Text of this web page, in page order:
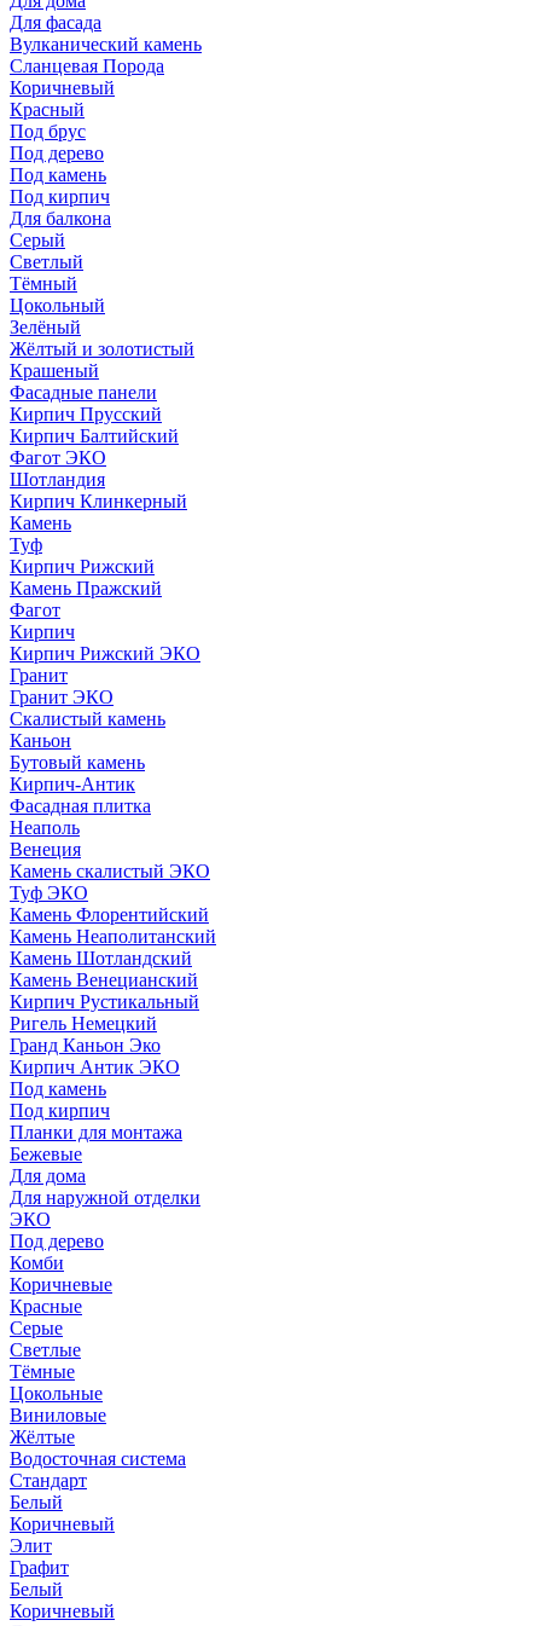
Для фасада
Вулканический камень
Сланцевая Порода
Коричневый
Красный
Под брус
Под дерево
Под камень
Под кирпич
Для балкона
Серый
Светлый
Тёмный
Цокольный
Зелёный
Жёлтый и золотистый
Крашеный
Фасадные панели
Кирпич Прусский
Кирпич Балтийский
Фагот ЭКО
Шотландия
Кирпич Клинкерный
Камень
Туф
Кирпич Рижский
Камень Пражский
Фагот
Кирпич
Кирпич Рижский ЭКО
Гранит
Гранит ЭКО
Скалистый камень
Каньон
Бутовый камень
Кирпич-Антик
Фасадная плитка
Неаполь
Венеция
Камень скалистый ЭКО
Туф ЭКО
Камень Флорентийский
Камень Неаполитанский
Камень Шотландский
Камень Венецианский
Кирпич Рустикальный
Ригель Немецкий
Гранд Каньон Эко
Кирпич Антик ЭКО
Под камень
Под кирпич
Планки для монтажа
Бежевые
Для дома
Для наружной отделки
ЭКO
Под дерево
Комби
Коричневые
Красные
Серые
Светлые
Тёмные
Цокольные
Виниловые
Жёлтые
Водосточная система
Стандарт
Белый
Коричневый
Элит
Графит
Белый
Коричневый